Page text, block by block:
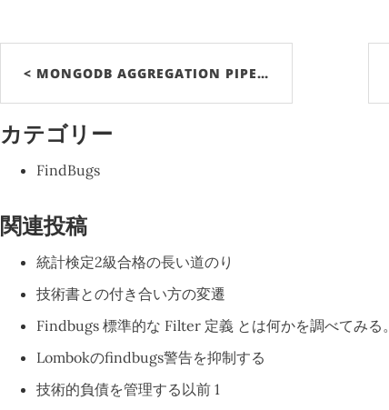
< MONGODB AGGREGATION PIPE…
カテゴリー
FindBugs
関連投稿
統計検定2級合格の長い道のり
技術書との付き合い方の変遷
Findbugs 標準的な Filter 定義 とは何かを調べてみる。
Lombokのfindbugs警告を抑制する
技術的負債を管理する以前 1